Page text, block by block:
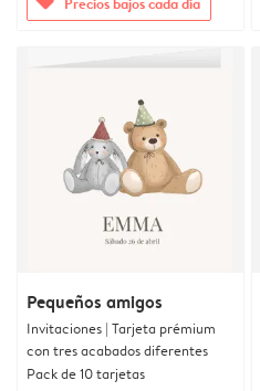
Pequeños amigos
Invitaciones | Tarjeta prémium
con tres acabados diferentes
Pack de 10 tarjetas